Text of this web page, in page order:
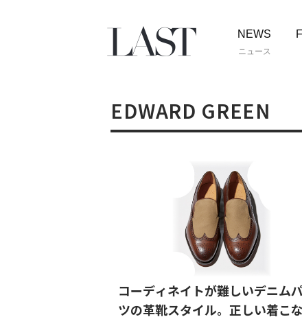
NEWS
ニュース
EDWARD GREEN
コーディネイトが難しいデニム
ツの革靴スタイル。正しい着こ